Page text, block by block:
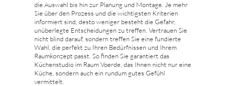
die Auswahl bis hin zur Planung und Montage. Je mehr
Sie über den Prozess und die wichtigsten Kriterien
informiert sind, desto weniger besteht die Gefahr,
unüberlegte Entscheidungen zu treffen. Vertrauen Sie
nicht blind darauf, sondern treffen Sie eine fundierte
Wahl, die perfekt zu Ihren Bedürfnissen und Ihrem
Raumkonzept passt. So finden Sie garantiert das
Küchenstudio im Raum Voerde, das Ihnen nicht nur eine
Küche, sondern auch ein rundum gutes Gefühl
vermittelt.